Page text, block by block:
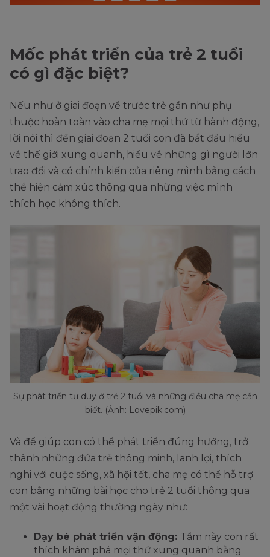
Mốc phát triển của trẻ 2 tuổi
có gì đặc biệt?
Nếu như ở giai đoạn về trước trẻ gần như phụ
thuộc hoàn toàn vào cha mẹ mọi thứ từ hành động,
lời nói thì đến giai đoạn 2 tuổi con đã bắt đầu hiểu
về thế giới xung quanh, hiểu về những gì người lớn
trao đổi và có chính kiến của riêng mình bằng cách
thể hiện cảm xúc thông qua những việc mình
thích học không thích.
Sự phát triển tư duy ở trẻ 2 tuổi và những điều cha mẹ cần
biết. (Ảnh: Lovepik.com)
Và để giúp con có thể phát triển đúng hướng, trở
thành những đứa trẻ thông minh, lanh lợi, thích
nghi với cuộc sống, xã hội tốt, cha mẹ có thể hỗ trợ
con bằng những bài học cho trẻ 2 tuổi thông qua
một vài hoạt động thường ngày như:
Dạy bé phát triển vận động: Tầm này con rất
thích khám phá mọi thứ xung quanh bằng